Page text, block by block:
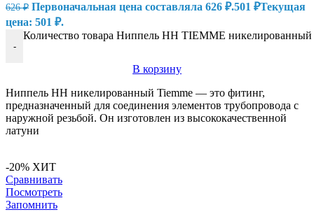
626₽ Первоначальная цена составляла 626 ₽.501 ₽Текущая
цена: 501 ₽.
-
Количество товара Ниппель HH TIEMME никелированный
В корзину
Ниппель HH никелированный Tiemme — это фитинг,
предназначенный для соединения элементов трубопровода с
наружной резьбой. Он изготовлен из высококачественной
латуни
-20% ХИТ
Сравнивать
Посмотреть
Запомнить